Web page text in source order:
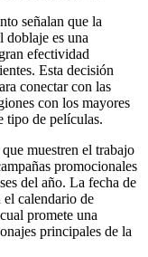
señalan que la
doblaje es una
efectividad
Esta decisión
conectar con las
con los mayores
tipo de películas.
muestren el trabajo
promocionales
del año. La fecha de
calendario de
promete una
principales de la